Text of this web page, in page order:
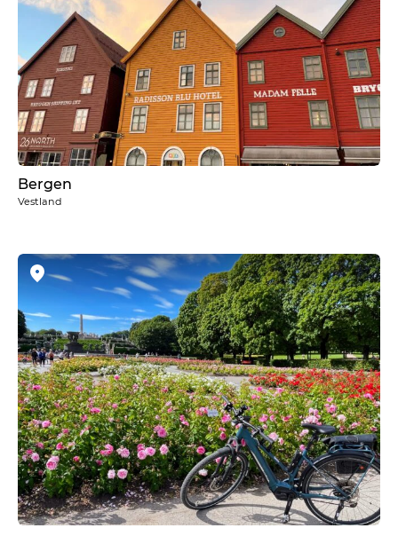
Bergen
Vestland